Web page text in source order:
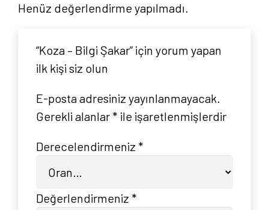
Henüz değerlendirme yapılmadı.
“Koza – Bilgi Şakar” için yorum yapan
ilk kişi siz olun
E-posta adresiniz yayınlanmayacak.
Gerekli alanlar * ile işaretlenmişlerdir
Derecelendirmeniz *
Değerlendirmeniz *